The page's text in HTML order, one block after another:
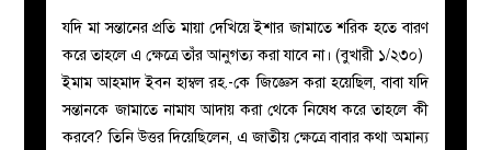
যদি মা সন্তানের প্রতি মায়া দেখিয়ে ইশার জামাতে শরিক হতে বারণ
করে তাহলে এ ক্ষেত্রে তাঁর আনুগত্য করা যাবে না। (বুখারী ১/২৩০)
ইমাম আহমাদ ইবন হাম্বল রহ.-কে জিজ্ঞেস করা হয়েছিল, বাবা যদি
সন্তানকে জামাতে নামায আদায় করা থেকে নিষেধ করে তাহলে কী
করবে? তিনি উত্তর দিয়েছিলেন, এ জাতীয় ক্ষেত্রে বাবার কথা অমান্য